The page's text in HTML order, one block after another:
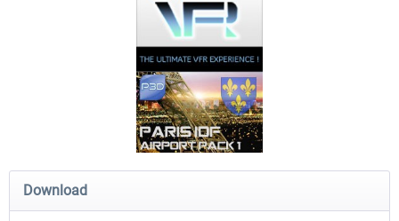
Hamburg-Finkenwerder
Download